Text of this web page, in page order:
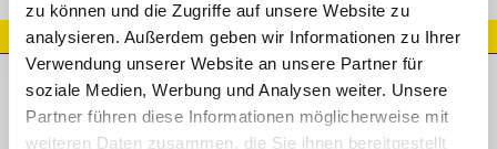
zu können und die Zugriffe auf unsere Website zu
analysieren. Außerdem geben wir Informationen zu Ihrer
Verwendung unserer Website an unsere Partner für
soziale Medien, Werbung und Analysen weiter. Unsere
Partner führen diese Informationen möglicherweise mit
weiteren Daten zusammen, die Sie ihnen bereitgestellt
Artikel Nr.
AG (O-Ring)